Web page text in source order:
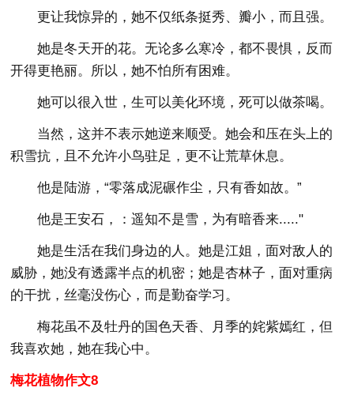
更让我惊异的，她不仅纸条挺秀、瓣小，而且强。
她是冬天开的花。无论多么寒冷，都不畏惧，反而
开得更艳丽。所以，她不怕所有困难。
她可以很入世，生可以美化环境，死可以做茶喝。
当然，这并不表示她逆来顺受。她会和压在头上的
积雪抗，且不允许小鸟驻足，更不让荒草休息。
他是陆游，“零落成泥碾作尘，只有香如故。”
他是王安石，：遥知不是雪，为有暗香来....."
她是生活在我们身边的人。她是江姐，面对敌人的
威胁，她没有透露半点的机密；她是杏林子，面对重病
的干扰，丝毫没伤心，而是勤奋学习。
梅花虽不及牡丹的国色天香、月季的姹紫嫣红，但
我喜欢她，她在我心中。
梅花植物作文8